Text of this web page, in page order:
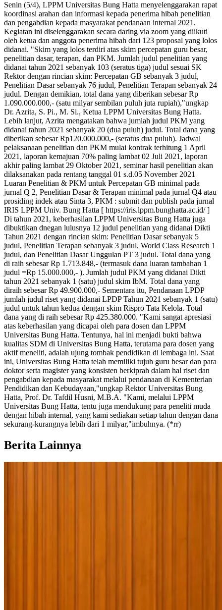
Senin (5/4), LPPM Universitas Bung Hatta menyelenggarakan rapat
koordinasi arahan dan informasi kepada penerima hibah penelitian
dan pengabdian kepada masyarakat pendanaan internal 2021.
Kegiatan ini diselenggarakan secara daring via zoom yang diikuti
oleh ketua dan anggota penerima hibah dari 123 proposal yang lolos
didanai. "Skim yang lolos terdiri atas skim percepatan guru besar,
penelitian dasar, terapan, dan PKM. Jumlah judul penelitian yang
didanai tahun 2021 sebanyak 103 (seratus tiga) judul sesuai SK
Rektor dengan rincian skim: Percepatan GB sebanyak 3 judul,
Penelitian Dasar sebanyak 76 judul, Penelitian Terapan sebanyak 24
judul. Dengan demikian, total dana yang diberikan sebesar Rp
1.090.000.000,- (satu milyar sembilan puluh juta rupiah),"ungkap
Dr. Azrita, S. Pi., M. Si., Ketua LPPM Universitas Bung Hatta.
Lebih lanjut, Azrita mengatakan bahwa jumlah judul PKM yang
didanai tahun 2021 sebanyak 20 (dua puluh) judul. Total dana yang
diberikan sebesar Rp120.000.000,- (seratus dua puluh). Jadwal
pelaksanaan penelitian dan PKM mulai kontrak terhitung 1 April
2021, laporan kemajuan 70% paling lambat 02 Juli 2021, laporan
akhir paling lambat 29 Oktober 2021, seminar hasil penelitian akan
dilaksanakan pada rentang tanggal 01 s.d.05 November 2021
Luaran Penelitian & PKM untuk Percepatan GB minimal pada
jurnal Q 2, Penelitian Dasar & Terapan minimal pada jurnal Q4 atau
prosiding indek atau Sinta 3, PKM : submit dan publish pada jurnal
IRIS LPPM Univ. Bung Hatta [ https://iris.lppm.bunghatta.ac.id/ ]
Di tahun 2021, keberhasilan LPPM Universitas Bung Hatta juga
dibuktikan dnegan lulusnya 12 judul penelitian yang didanai Dikti
Tahun 2021 dengan rincian skim: Penelitian Dasar sebanyak 5
judul, Penelitian Terapan sebanyak 3 judul, World Class Research 1
judul, dan Penelitian Dasar Unggulan PT 3 judul. Total dana yang
di raih sebesar Rp 1.713.848,- (termasuk dana luaran tambahan 1
judul =Rp 15.000.000,- ). Jumlah judul PKM yang didanai Dikti
tahun 2021 sebanyak 1 (satu) judul skim IbM. Total dana yang
diraih sebesar Rp 49.900.000,- Sementara itu, Pendanaan LPDP
jumlah judul riset yang didanai LPDP Tahun 2021 sebanyak 1 (satu)
judul untuk tahun kedua dengan skim Rispro Tata Kelola. Total
dana yang di raih sebesar Rp 425.380.000. "Kami sangat apresiasi
atas keberhasilan yang dicapai oleh para dosen dan LPPM
Universitas Bung Hatta. Tentunya, hal ini menjadi bukti bahwa
kualitas SDM di Universitas Bung Hatta, terutama para dosen yang
aktif meneliti, adalah ujung tombak pendidikan di lembaga ini. Saat
ini, Universitas Bung Hatta telah memiliki tujuh guru besar dan para
doktor serta magister yang konsisten berkiprah dalam hal riset dan
pengabdian kepada masyarakat melalui pendanaan di Kementerian
Pendidikan dan Kebudayaan,"ungkap Rektor Universitas Bung
Hatta, Prof. Dr. Tafdil Husni, M.B.A. "Kami, melalui LPPM
Universitas Bung Hatta, tentu juga mendukung para peneliti muda
dengan hibah internal, yang kami sediakan setiap tahun dengan dana
sekurang-kurangnya lebih dari 1 milyar,"imbuhnya. (*rr)
Berita Lainnya